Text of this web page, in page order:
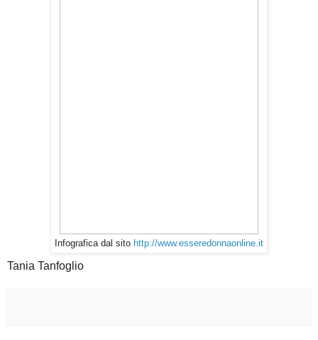
Infografica dal sito http://www.esseredonnaonline.it
Tania Tanfoglio